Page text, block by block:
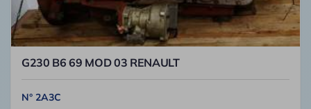
G230 B6 69 MOD 03 RENAULT
N° 2A3C